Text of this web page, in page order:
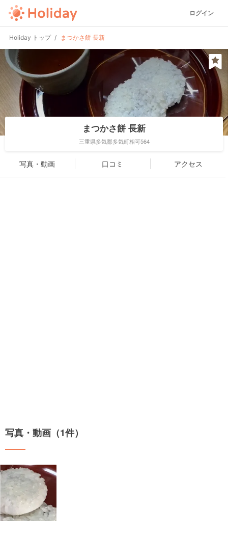
ログイン
Holiday トップ まつかさ餅 長新
まつかさ餅 長新
三重県多気郡多気町相可564
写真・動画 口コミ アクセス
写真・動画（1件）